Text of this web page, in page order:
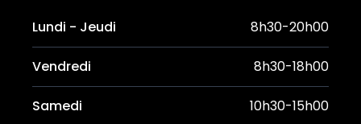
Lundi - Jeudi 8h30-20h00
Vendredi 8h30-18h00
Samedi 10h30-15h00